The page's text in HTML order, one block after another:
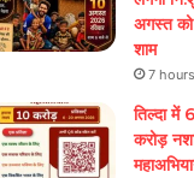
अगस्त
शाम
7
तिल्दा में
करोड़ नशा